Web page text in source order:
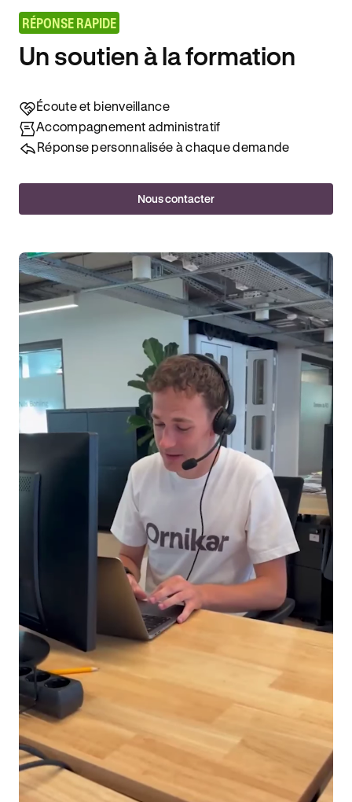
RÉPONSE RAPIDE
Un soutien à la formation
Écoute et bienveillance
Accompagnement administratif
Réponse personnalisée à chaque demande
Nous contacter